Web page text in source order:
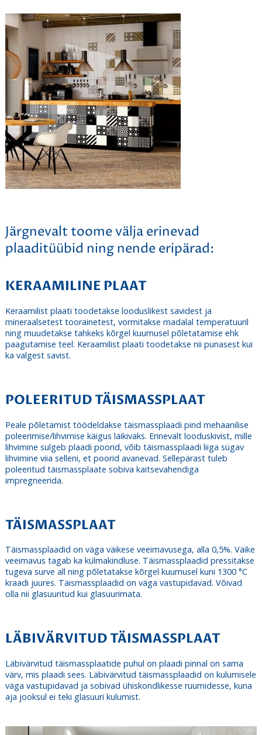
Järgnevalt toome välja erinevad
plaaditüübid ning nende eripärad:
KERAAMILINE PLAAT
Keraamilist plaati toodetakse looduslikest savidest ja
mineraalsetest toorainetest, vormitakse madalal temperatuuril
ning muudetakse tahkeks kõrgel kuumusel põletatamise ehk
paagutamise teel. Keraamilist plaati toodetakse nii punasest kui
ka valgest savist.
POLEERITUD TÄISMASSPLAAT
Peale põletamist töödeldakse täismassplaadi pind mehaanilise
poleerimise/lihvimise käigus läikivaks. Erinevalt looduskivist, mille
lihvimine sulgeb plaadi poorid, võib täismassplaadi liiga sügav
lihvimine viia selleni, et poorid avanevad. Sellepärast tuleb
poleeritud täismassplaate sobiva kaitsevahendiga
impregneerida.
TÄISMASSPLAAT
Täismassplaadid on väga väikese veeimavusega, alla 0,5%. Väike
veeimavus tagab ka külmakindluse. Täismassplaadid pressitakse
tugeva surve all ning põletatakse kõrgel kuumusel kuni 1300 °C
kraadi juures. Täismassplaadid on väga vastupidavad. Võivad
olla nii glasuuritud kui glasuurimata.
LÄBIVÄRVITUD TÄISMASSPLAAT
Läbivärvitud täismassplaatide puhul on plaadi pinnal on sama
värv, mis plaadi sees. Läbivärvitud täismassplaadid on kulumisele
väga vastupidavad ja sobivad ühiskondlikesse ruumidesse, kuna
aja jooksul ei teki glasuuri kulumist.